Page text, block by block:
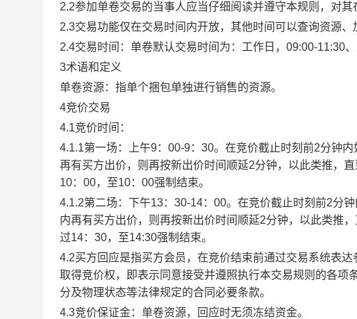
2.2参加单卷交易的当事人应当仔细阅读并遵守本规则，对
2.3交易功能仅在交易时间内开放，其他时间可以查询资源、
2.4交易时间：单卷默认交易时间为：工作日，09:00-11:30
3术语和定义
单卷资源：指单个捆包单独进行销售的资源。
4竞价交易
4.1竞价时间：
4.1.1第一场：上午9：00-9：30。在竞价截止时刻前2分钟
再有买方出价，则再按新出价时间顺延2分钟，以此类推，
10：00，至10：00强制结束。
4.1.2第二场：下午13：30-14：00。在竞价截止时刻前2分
内再有买方出价，则再按新出价时间顺延2分钟，以此类推
过14：30，至14:30强制结束。
4.2买方回应是指买方会员，在竞价结束前通过交易系统表
取得竞价权，即表示同意接受并遵照执行本交易规则的各
分及物理状态等法律规定的合同必要条款。
4.3竞价保证金：单卷资源，回应时无须冻结资金。